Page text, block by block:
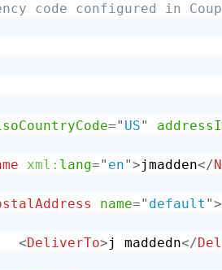
code configured in
=" US"
xml: lang=" en">jmadden</
name=" default ">
<DeliverTo>j maddedn</